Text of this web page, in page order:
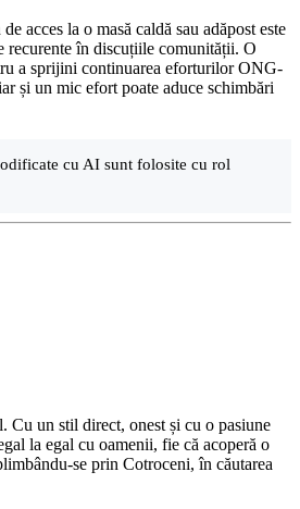
acces la o masă caldă sau adăpost este
recurente în discuțiile comunității. O
a sprijini continuarea eforturilor ONG-
și un mic efort poate aduce schimbări
cu AI sunt folosite cu rol
Cu un stil direct, onest și cu o pasiune
la egal cu oamenii, fie că acoperă o
se prin Cotroceni, în căutarea